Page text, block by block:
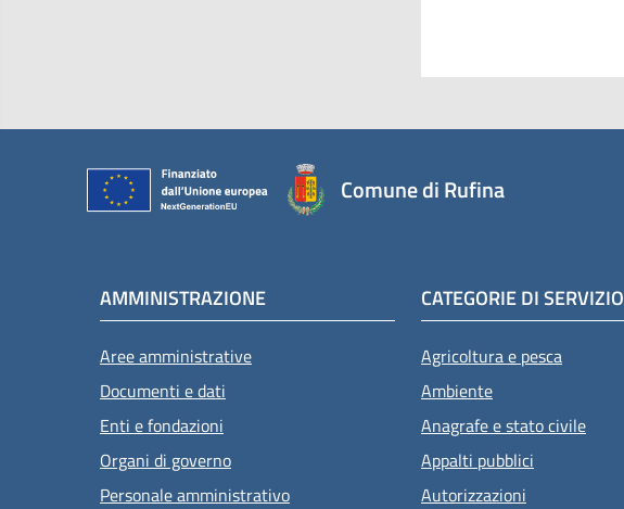
Comune di Rufina
AMMINISTRAZIONE
Aree amministrative
Documenti e dati
Enti e fondazioni
Organi di governo
Personale amministrativo
CATEGORIE DI SERVIZIO
Agricoltura e pesca
Ambiente
Anagrafe e stato civile
Appalti pubblici
Autorizzazioni